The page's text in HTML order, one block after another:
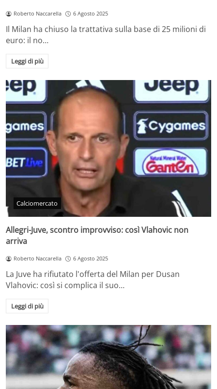
Roberto Naccarella 6 Agosto 2025
Il Milan ha chiuso la trattativa sulla base di 25 milioni di
euro: il no…
Leggi di più
Calciomercato
Allegri-Juve, scontro improvviso: così Vlahovic non
arriva
Roberto Naccarella 6 Agosto 2025
La Juve ha rifiutato l'offerta del Milan per Dusan
Vlahovic: così si complica il suo…
Leggi di più